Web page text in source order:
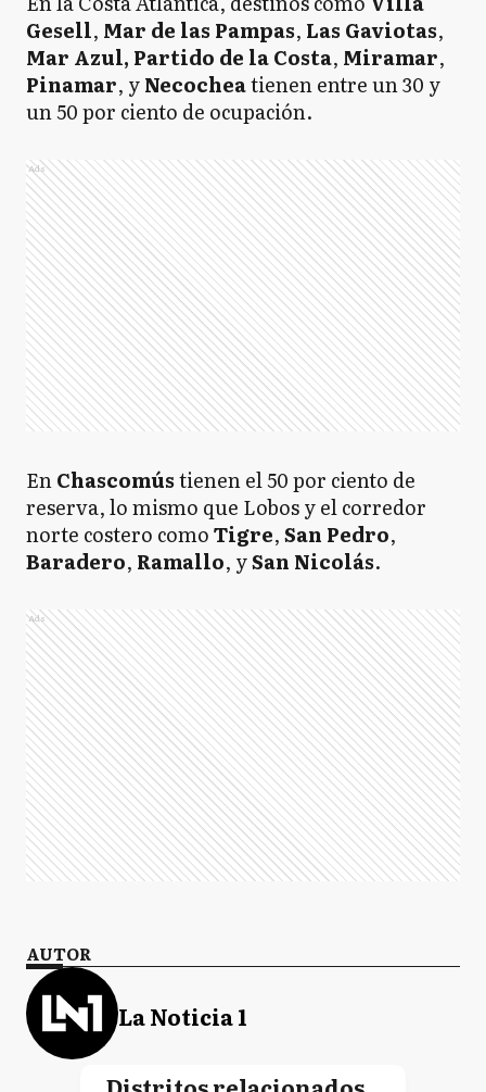
Gesell, Mar de las Pampas, Las Gaviotas,
Mar Azul, Partido de la Costa, Miramar,
Pinamar, yNecocheatienen entre un 30 y
un 50 por ciento de ocupación.
Ads
EnChascomústienen el 50 por ciento de
reserva, lo mismo que Lobos y el corredor
norte costero comoTigre,San Pedro,
Baradero, Ramallo, ySan Nicolás.
Ads
AUTOR
La Noticia 1